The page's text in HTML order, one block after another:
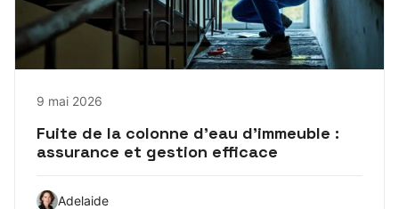
9 mai 2026
Fuite de la colonne d’eau d’immeuble :
assurance et gestion efficace
Adelaide